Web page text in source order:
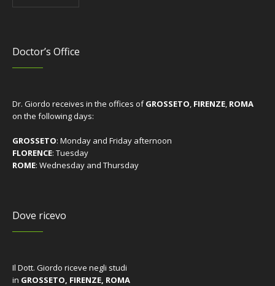
Doctor’s Office
Dr. Giordo receives in the offices ofGROSSETO, FIRENZE, ROMA
on the following days:
GROSSETO: Monday and Friday afternoon
FLORENCE: Tuesday
ROME: Wednesday and Thursday
Dove ricevo
Il Dott. Giordo riceve negli studi
in GROSSETO, FIRENZE, ROMA